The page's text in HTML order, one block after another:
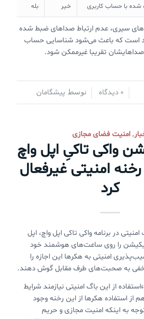
شده با حساب کاربری خیر بله
سیری، عدم ارتباط صداهای ضبط شده
است که باعث می‌شود شناسایی حساب
صداهایشان تقریبا غیرممکن شود.
0 دیدگاه/ توسط پیشگامان
,امنیت فضای مجازی
واکی تاکیِ اپل واچ
امنیتی غیرفعال
کرد
در برنامه واکی تاکی اپل واچ، اپل
را روی ساعت‌های هوشمند خود
امنیتی به هکرها این اجازه را
به صحبت‌های طرف مقابل گوش دهند.
از این باگ امنیتی نیازمند شرایط
از استفاده هکرها از این رخنه وجود
توجه به اینکه امنیت مجازی و حریم